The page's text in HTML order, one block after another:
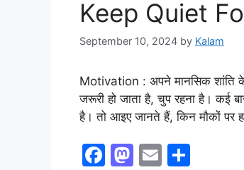
Keep Quiet
September 10, 2024 by Kalam
Motivation : अपने मानसिक शांति
जरूरी हो जाता है, चुप रहना है। कई
है। तो आइए जानते हैं, किन मौकों पर
F
M E